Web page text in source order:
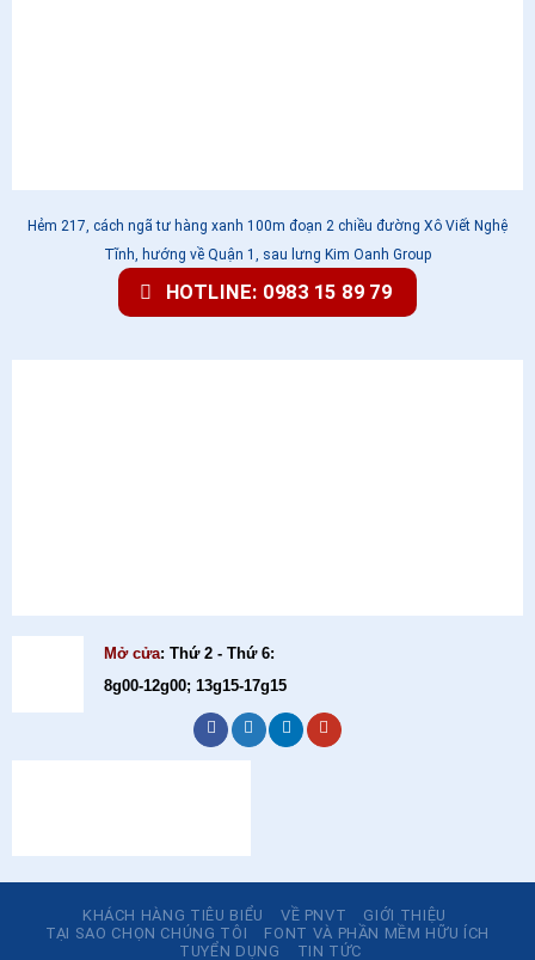
Hẻm 217, cách ngã tư hàng xanh 100m đoạn 2 chiều đường Xô Viết Nghệ
Tĩnh, hướng về Quận 1, sau lưng Kim Oanh Group
HOTLINE: 0983 15 89 79
Mở cửa: Thứ 2 - Thứ 6:
8g00-12g00; 13g15-17g15
KHÁCH HÀNG TIÊU BIỂU VỀ PNVT
GIỚI THIỆU
TẠI SAO CHỌN CHÚNG TÔI
FONT VÀ PHẦN MỀM HỮU ÍCH
TUYỂN DỤNG
TIN TỨC